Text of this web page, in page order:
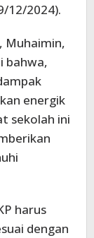
12/2024).
Muhaimin,
bahwa,
energik
sekolah ini
harus
dengan